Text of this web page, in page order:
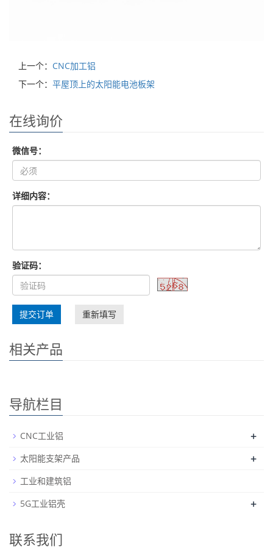
上一个： CNC加工铝
下一个： 平屋顶上的太阳能电池板架
在线询价
微信号：
详细内容：
验证码：
提交订单 重新填写
相关产品
导航栏目
CNC工业铝 +
太阳能支架产品 +
工业和建筑铝
5G工业铝壳
+
联系我们